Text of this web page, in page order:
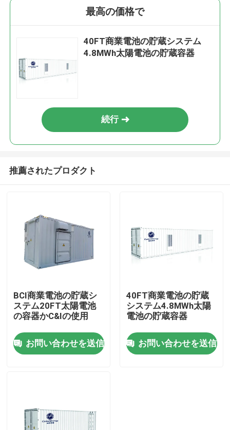
私達について
最高の価格で
40FT商業電池の貯蔵システム
4.8MWh太陽電池の貯蔵容器
続行
推薦されたプロダクト
BCI商業電池の貯蔵シ
ステム20FT太陽電池
の容器かC&Iの使用
お問い合わせを送信
40FT商業電池の貯蔵
システム4.8MWh太陽
電池の貯蔵容器
お問い合わせを送信